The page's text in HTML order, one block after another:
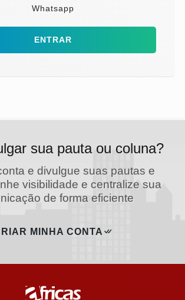
Whatsapp
ENTRAR
sua pauta ou coluna?
e divulgue suas pautas e
visibilidade e centralize sua
de forma eficiente
MINHA CONTA